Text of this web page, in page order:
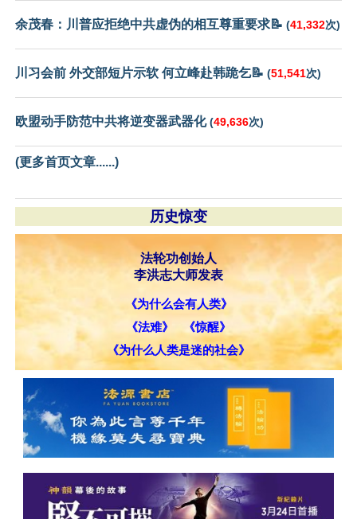
余茂春：川普应拒绝中共虚伪的相互尊重要求📝 (41,332次)
川习会前 外交部短片示软 何立峰赴韩跪乞📝 (51,541次)
欧盟动手防范中共将逆变器武器化(49,636次)
(更多首页文章......)
历史惊变
法轮功创始人
李洪志大师发表
《为什么会有人类》
《法难》
《惊醒》
《为什么人类是迷的社会》